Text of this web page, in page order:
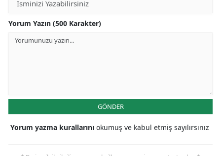
Yorum Yazın (500 Karakter)
GÖNDER
Yorum yazma kurallarını okumuş ve kabul etmiş sayılırsınız